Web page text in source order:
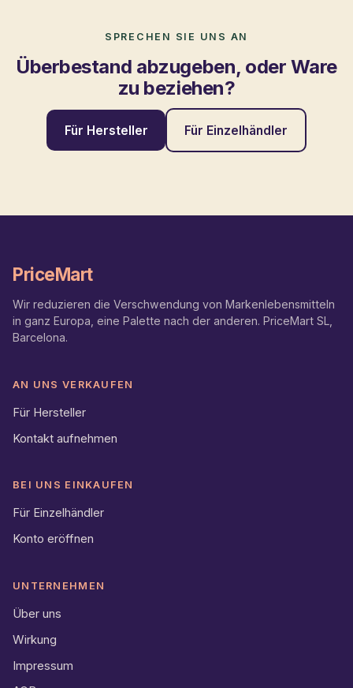
SPRECHEN SIE UNS AN
Überbestand abzugeben, oder Ware
zu beziehen?
Für Hersteller Für Einzelhändler
PriceMart
Wir reduzieren die Verschwendung von Markenlebensmitteln
in ganz Europa, eine Palette nach der anderen. PriceMart SL,
Barcelona.
AN UNS VERKAUFEN
Für Hersteller
Kontakt aufnehmen
BEI UNS EINKAUFEN
Für Einzelhändler
Konto eröffnen
UNTERNEHMEN
Über uns
Wirkung
Impressum